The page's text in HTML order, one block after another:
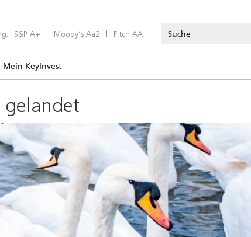
S&P A+ | Moody’s Aa2 | Fitch AA
Mein KeyInvest
gelandet